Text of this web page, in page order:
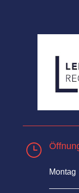
}
Montag